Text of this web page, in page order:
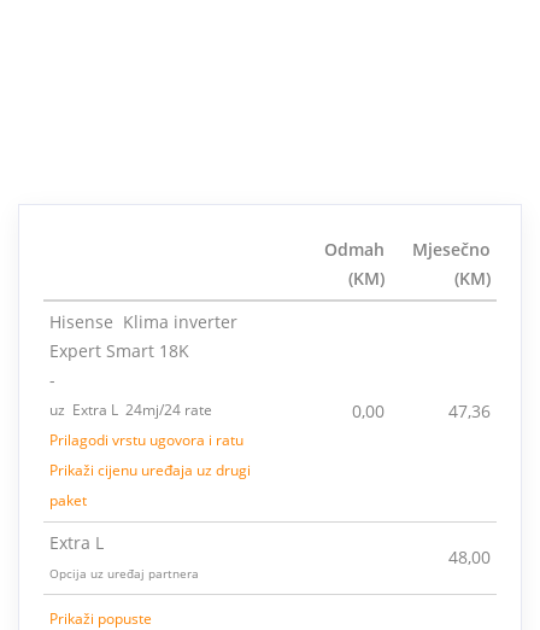
Odmah
(KM)
Mjesečno
(KM)
Hisense Klima inverter
Expert Smart 18K
-
uz Extra L 24mj/24 rate
Prilagodi vrstu ugovora i ratu
Prikaži cijenu uređaja uz drugi
paket
0,00 47,36
Extra L
Opcija uz uređaj partnera
48,00
Prikaži popuste